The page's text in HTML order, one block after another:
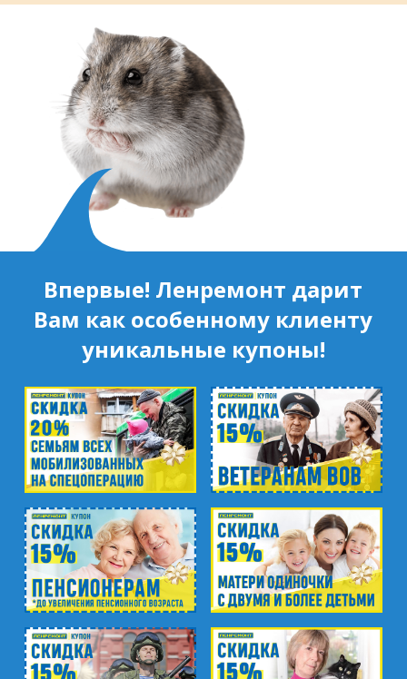
область, ​Круговая улица, д. 47
м. Электросила
ул. Решетникова, д.3
Впервые! Ленремонт дарит
Вам как особенному клиенту
уникальные купоны!